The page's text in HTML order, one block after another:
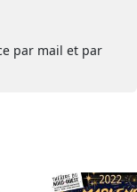
par mail et par